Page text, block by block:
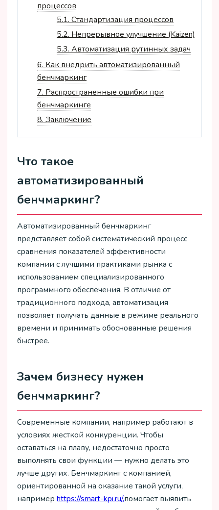
процессов
5.1. Стандартизация процессов
5.2. Непрерывное улучшение (Kaizen)
5.3. Автоматизация рутинных задач
6. Как внедрить автоматизированный
бенчмаркинг
7. Распространенные ошибки при
бенчмаркинге
8. Заключение
Что такое
автоматизированный
бенчмаркинг?
Автоматизированный бенчмаркинг
представляет собой систематический процесс
сравнения показателей эффективности
компании с лучшими практиками рынка с
использованием специализированного
программного обеспечения. В отличие от
традиционного подхода, автоматизация
позволяет получать данные в режиме реального
времени и принимать обоснованные решения
быстрее.
Зачем бизнесу нужен
бенчмаркинг?
Современные компании, например работают в
условиях жесткой конкуренции. Чтобы
оставаться на плаву, недостаточно просто
выполнять свои функции — нужно делать это
лучше других. Бенчмаркинг с компанией,
ориентированной на оказание такой услуги,
например https://smart-kpi.ru/,помогает выявить